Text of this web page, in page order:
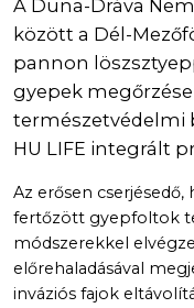
A Duna-Dráva
között a Dél-
pannon
gyepek
természetvédelmi
HU LIFE integrált
Az erősen
fertőzött gyepfoltok
módszerekkel
előrehaladásával
inváziós fajok